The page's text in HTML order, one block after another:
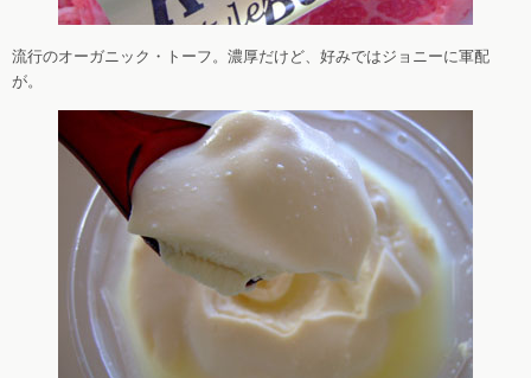
流行のオーガニック・トーフ。濃厚だけど、好みではジョニーに軍配
が。